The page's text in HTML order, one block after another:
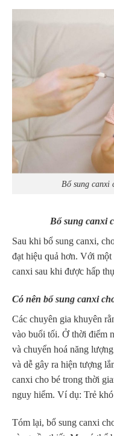
Bổ sung canxi
Bổ sung canxi
Sau khi bổ sung canxi,
đạt hiệu quả hơn. Với
canxi sau khi được hấp
Có nên bổ sung canxi
Các chuyên gia khuyên
vào buổi tối. Ở thời điểm
và chuyển hoá năng
và dễ gây ra hiện tượng
canxi cho bé trong thời
nguy hiểm. Ví dụ: Trẻ
Tóm lại, bổ sung canxi